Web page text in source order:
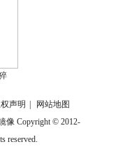
声明
网站地图
像 Copyright © 2012-
reserved.